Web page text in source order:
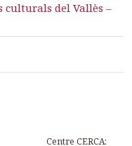
del Vallès –
Centre CERCA: